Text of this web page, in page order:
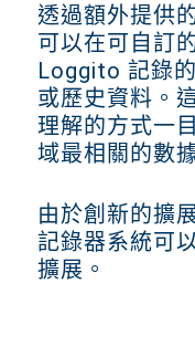
透過額外提供
可以在可自訂
Loggito 記錄
或歷史資料。
理解的方式一
域最相關的數
由於創新的擴
記錄器系統可
擴展。